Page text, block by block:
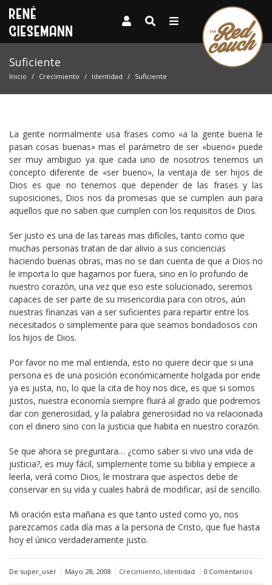
Suficiente
Inicio Crecimiento Identidad Suficiente
La gente normalmente usa frases como «a la gente buena le
pasan cosas buenas» mas el parámetro de ser «bueno» puede
ser muy ambiguo ya que cada uno de nosotros tenemos un
concepto diferente de «ser bueno», la ventaja de ser hijos de
Dios es que no tenemos que depender de las frases y las
suposiciones, Dios nos da promesas que se cumplen aun para
aquellos que no saben que cumplen con los requisitos de Dios.
Ser justo es una de las tareas mas difíciles, tanto como que
muchas personas tratan de dar alivio a sus conciencias
haciendo buenas obras, mas no se dan cuenta de que a Dios no
le importa lo que hagamos por fuera, sino en lo profundo de
nuestro corazón, una vez que eso este solucionado, seremos
capaces de ser parte de su misericordia para con otros, aún
nuestras finanzas van a ser suficientes para repartir entre los
necesitados o simplemente para que seamos bondadosos con
los hijos de Dios.
Por favor no me mal entienda, esto no quiere decir que si una
persona es de una posición económicamente holgada por ende
ya es justa, no, lo que la cita de hoy nos dice, es que si somos
justos, nuestra economía siempre fluirá al grado que podremos
dar con generosidad, y la palabra generosidad no va relacionada
con el dinero sino con la justicia que habita en nuestro corazón.
Se que ahora se preguntara… ¿como saber si vivo una vida de
justicia?, es muy fácil, simplemente tome su biblia y empiece a
leerla, verá como Dios, le mostrara que aspectos debe de
conservar en su vida y cuales habrá de modificar, así de sencillo.
Mi oración esta mañana es que tanto usted como yo, nos
parezcamos cada día mas a la persona de Cristo, que fue hasta
hoy el único verdaderamente justo.
De super_user Mayo 28, 2008 Crecimiento, Identidad 0 Comentarios